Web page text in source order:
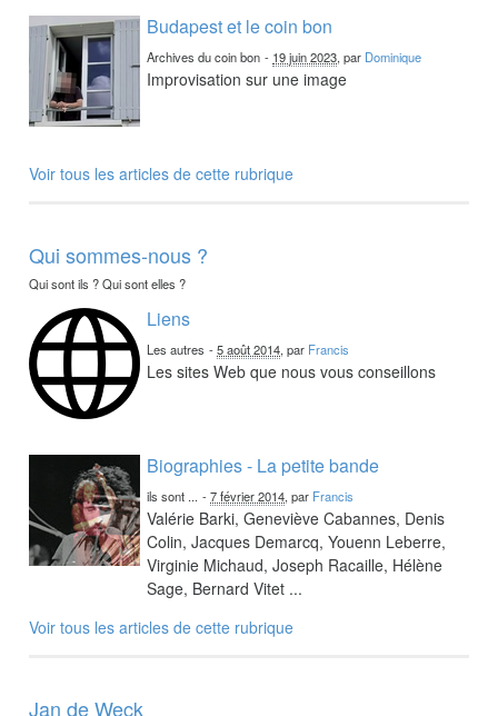
Budapest et le coin bon
Archives du coin bon - 19 juin 2023, par Dominique
Improvisation sur une image
Voir tous les articles de cette rubrique
Qui sommes-nous ?
Qui sont ils ? Qui sont elles ?
Liens
Les autres -5 août 2014, par Francis
Les sites Web que nous vous conseillons
Biographies - La petite bande
ils sont ... -7 février 2014, par Francis
Valérie Barki, Geneviève Cabannes, Denis
Colin, Jacques Demarcq, Youenn Leberre,
Virginie Michaud, Joseph Racaille, Hélène
Sage, Bernard Vitet ...
Voir tous les articles de cette rubrique
Jan de Weck